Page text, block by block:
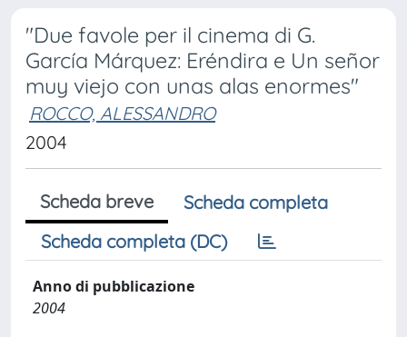
"Due favole per il cinema di G.
García Márquez: Eréndira e Un señor
muy viejo con unas alas enormes"
ROCCO, ALESSANDRO
2004
Scheda breve
Scheda completa
Scheda completa (DC)
Anno di pubblicazione
2004